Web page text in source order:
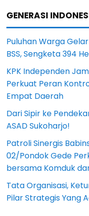
GENERASI
Puluhan Warga
BSS, Sengketa 394
KPK Independen
Perkuat Peran
Empat Daerah
Dari Sipir ke
ASAD Sukoharjo!
Patroli Sinergis
02/Pondok Gede
bersama Komduk
Tata Organisasi,
Pilar Strategis Yang